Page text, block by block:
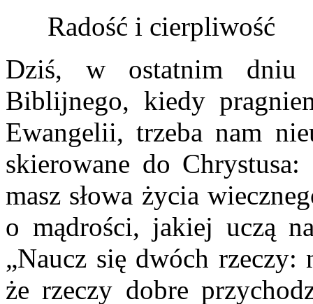
Radość i cierpliwość
Dziś, w ostatnim dniu
Biblijnego, kiedy
Ewangelii, trzeba nam
skierowane do
masz słowa życia
o mądrości, jakiej uczą
„Naucz się dwóch
że rzeczy dobre